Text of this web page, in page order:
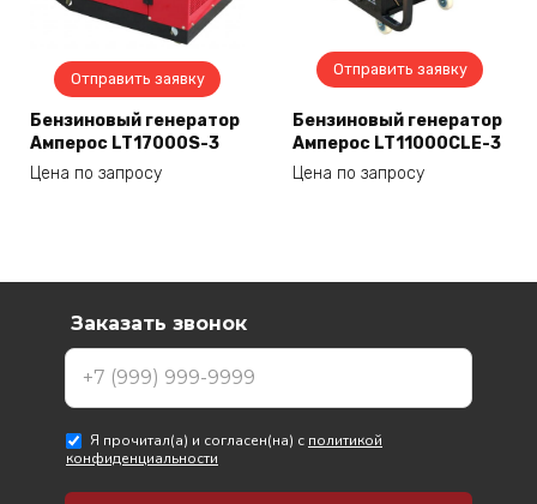
Отправить заявку
Бензиновый генератор
Амперос LT17000S-3
Цена по запросу
Отправить заявку
Бензиновый генератор
Амперос LT11000CLE-3
Цена по запросу